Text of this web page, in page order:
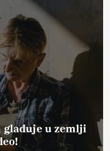
gladuje u zemlji